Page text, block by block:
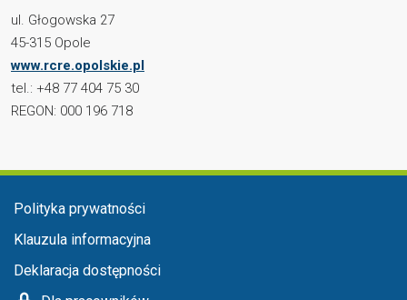
ul. Głogowska 27
45-315 Opole
www.rcre.opolskie.pl
tel.: +48 77 404 75 30
REGON: 000 196 718
Menu stopka
Polityka prywatności
Klauzula informacyjna
Deklaracja dostępności